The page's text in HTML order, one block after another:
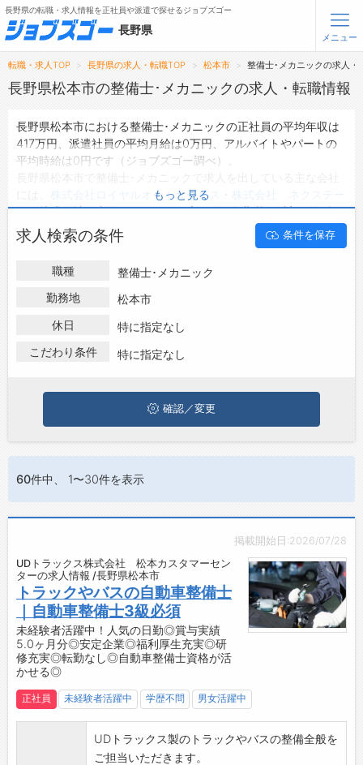
無料会員登録 ログイン
メニュー
トップ
タップで簡単に求人を探す
【初めての方へ】
長野県の求人検索で選ばれる理由
転職支援サービス
お問い合わせ
よくあるご質問
長野県の転職・求人情報を正社員や派遣で探せるジョブズゴー
長野県
メニュー
転職・求人TOP 長野県の求人・転職TOP 松本市 整備士･メカニックの求人・
長野県松本市の整備士･メカニックの求人・転職情報
長野県松本市における整備士･メカニックの正社員の平均年収は
417万円、派遣社員の平均月給は0万円、アルバイトやパートの
平均時給は0円です（ジョブズゴー調べ）。
株式会社ロイヤルオートサービス
ジ・株式会社 光洋などがあり、未経験や短期等ご希望の条件で
絞り込みができます。
長野県松本市の地域密着型の求人サイトであるジョブズゴーでは
長野県松本市の求人情報を32件取り扱っており、そのうち
員の求人は31件、 派遣社員の求人は0件、
は0件です。
第二新卒から50代・60代以上の方の再就職も可能です。 長野県
松本市で整備士･メカニックの求人・転職情報を探している方
は、ぜひ興味のある職種に応募してみてくださいね。
もっと見る
求人検索の条件 条件を保存
職種
整備士･メカニック
勤務地
松本市
休日
特に指定なし
こだわり条件
特に指定なし
確認／変更
60件中、 1〜30件を表示
掲載開始日:2026/07/28
UDトラックス株式会社 松本カスタマーセン
ターの求人情報 /長野県松本市
トラックやバスの自動車整備士
｜自動車整備士3級必須
未経験者活躍中！人気の日勤◎賞与実績
5.0ヶ月分◎安定企業◎福利厚生充実◎研
修充実◎転勤なし◎自動車整備士資格が活
かせる◎
正社員 未経験者活躍中 学歴不問 男女活躍中
UDトラックス製のトラックやバスの整備全般を
ご担当いただきます。